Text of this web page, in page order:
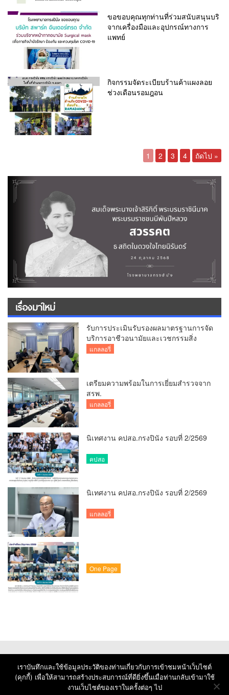
ขอขอบคุณทุกท่านที่ร่วมสนับสนุนบริ
จากเครื่องมือและอุปกรณ์ทางการ
แพทย์
กิจกรรมจัดระเบียบร้านค้าแผงลอย
ช่วงเดือนรอมฎอน
1 2 3 4 ถัดไป »
เรื่องมาใหม่
รับการประเมินรับรองผลมาตรฐานการจัด
บริการอาชีวอนามัยและเวชกรรมสิ่ง
แวดล้อม
แกลลอรี่
เตรียมความพร้อมในการเยี่ยมสำรวจจาก
สรพ.
แกลลอรี่
นิเทศงาน คปสอ.กรงปินัง รอบที่ 2/2569
คปสอ
นิเทศงาน คปสอ.กรงปินัง รอบที่ 2/2569
แกลลอรี่
One Page
เราบันทึกและใช้ข้อมูลประวัติของท่านเกี่ยวกับการเข้าชมหน้าเว็บไซต์
(คุกกี้) เพื่อให้สามารถสร้างประสบการณ์ที่ดียิ่งขึ้นเมื่อท่านกลับเข้ามาใช้
งานเว็บไซต์ของเราในครั้งต่อๆ ไป